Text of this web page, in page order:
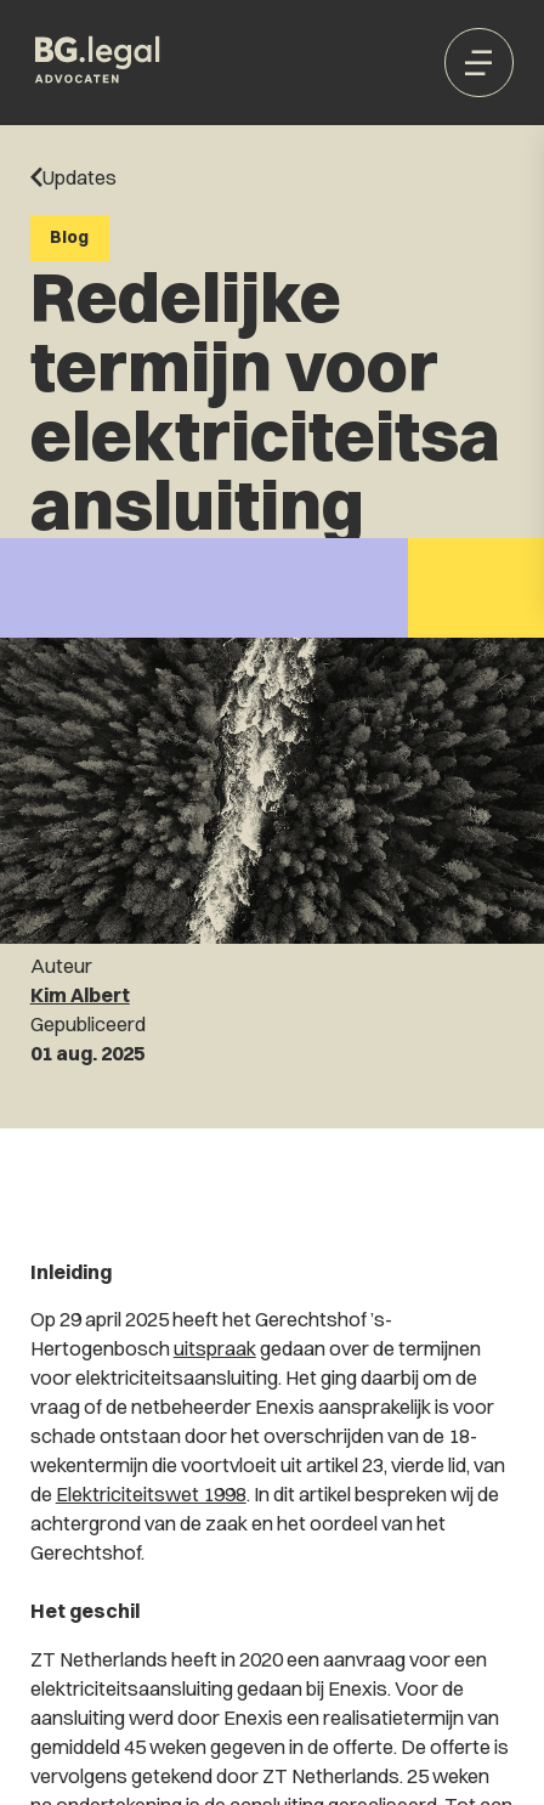
Updates
Blog
Redelijke
termijn voor
elektriciteitsa
ansluiting
Auteur
Kim Albert
Gepubliceerd
01 aug. 2025
Inleiding
Op 29 april 2025 heeft het Gerechtshof ’s-
Hertogenboschuitspraakgedaan over de termijnen
voor elektriciteitsaansluiting. Het ging daarbij om de
vraag of de netbeheerder Enexis aansprakelijk is voor
schade ontstaan door het overschrijden van de 18-
wekentermijn die voortvloeit uit artikel 23, vierde lid, van
de Elektriciteitswet 1998. In dit artikel bespreken wij de
achtergrond van de zaak en het oordeel van het
Gerechtshof.
Het geschil
ZT Netherlands heeft in 2020 een aanvraag voor een
elektriciteitsaansluiting gedaan bij Enexis. Voor de
aansluiting werd door Enexis een realisatietermijn van
gemiddeld 45 weken gegeven in de offerte. De offerte is
vervolgens getekend door ZT Netherlands. 25 weken